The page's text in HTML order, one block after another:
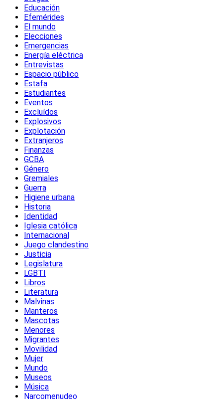
Educación
Efemérides
El mundo
Elecciones
Emergencias
Energía eléctrica
Entrevistas
Espacio público
Estafa
Estudiantes
Eventos
Excluídos
Explosivos
Explotación
Extranjeros
Finanzas
GCBA
Género
Gremiales
Guerra
Higiene urbana
Historia
Identidad
Iglesia católica
Internacional
Juego clandestino
Justicia
Legislatura
LGBTI
Libros
Literatura
Malvinas
Manteros
Mascotas
Menores
Migrantes
Movilidad
Mujer
Mundo
Museos
Música
Narcomenudeo